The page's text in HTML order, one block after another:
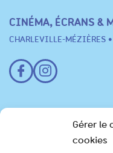
Gérer le
cookies
CINÉMA, ÉCRANS &
CHARLEVILLE-MÉZIÈRES
Scolaires